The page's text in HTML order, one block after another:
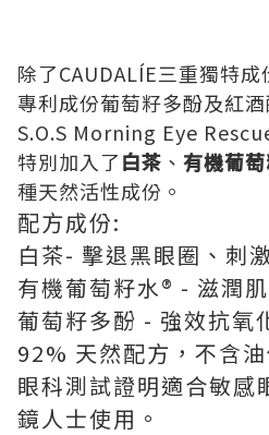
除了CAUDALÍE三重獨特成
專利成份葡萄籽多酚及紅
S.O.S Morning Eye
特別加入了白茶 、 有機葡
種天然活性成份。
配方成份:
白茶- 擊退黑眼圈、刺
有機葡萄籽水® - 滋潤
葡萄籽多酚 - 強效抗氧
92% 天然配方，不含
眼科測試證明適合敏感
鏡人士使用。